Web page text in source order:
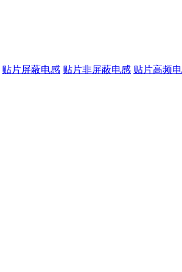
贴片屏蔽电感 贴片非屏蔽电感 贴片高频